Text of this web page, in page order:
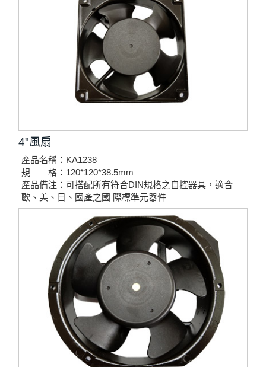
4"風扇
產品名稱：KA1238
規 格：120*120*38.5mm
產品備注：可搭配所有符合DIN規格之自控器具，適合
歐、美、日、國產之國 際標準元器件